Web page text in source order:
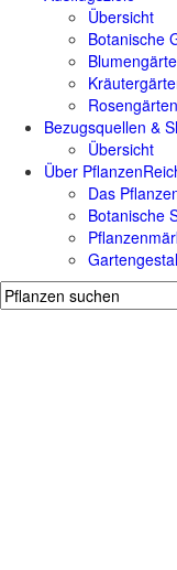
Übersicht
Botanische
Rosengärten
Bezugsquellen &
Übersicht
Über
Das
Botanische